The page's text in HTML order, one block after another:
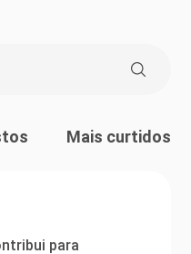
Mais curtidos
para